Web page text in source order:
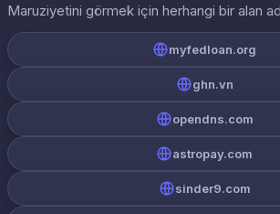
Maruziyetini görmek için herhangi bir alan
myfedloan.org
ghn.vn
opendns.com
astropay.com
sinder9.com